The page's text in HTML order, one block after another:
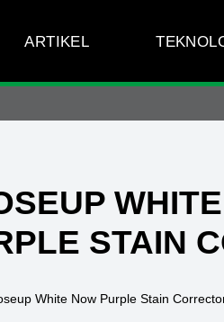
ARTIKEL
STAIN
White Now Purple Stain